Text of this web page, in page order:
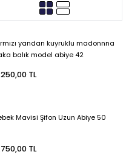
yandan kuyruklu madonnna
balık model abiye 42
TL
Mavisi Şifon Uzun Abiye 50
TL